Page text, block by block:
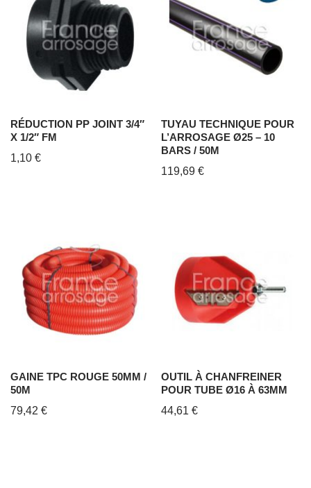
RÉDUCTION PP JOINT 3/4″
X 1/2″ FM
1,10 €
TUYAU TECHNIQUE POUR
L’ARROSAGE Ø25 – 10
BARS / 50M
119,69€
GAINE TPC ROUGE 50MM /
50M
79,42 €
OUTIL À CHANFREINER
POUR TUBE Ø16 À 63MM
44,61€